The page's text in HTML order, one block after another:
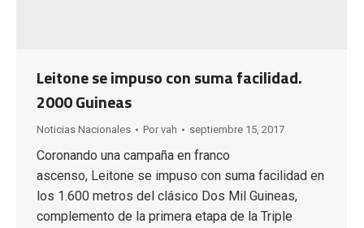
Leitone se impuso con suma facilidad.
2000 Guineas
Noticias Nacionales Por vah septiembre 15, 2017
Coronando una campaña en franco
ascenso, Leitone se impuso con suma facilidad en
los 1.600 metros del clásico Dos Mil Guineas,
complemento de la primera etapa de la Triple